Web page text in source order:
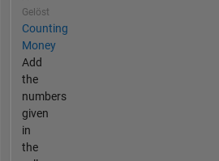
Gelöst
Counting
Money
Add
the
numbers
given
in
the